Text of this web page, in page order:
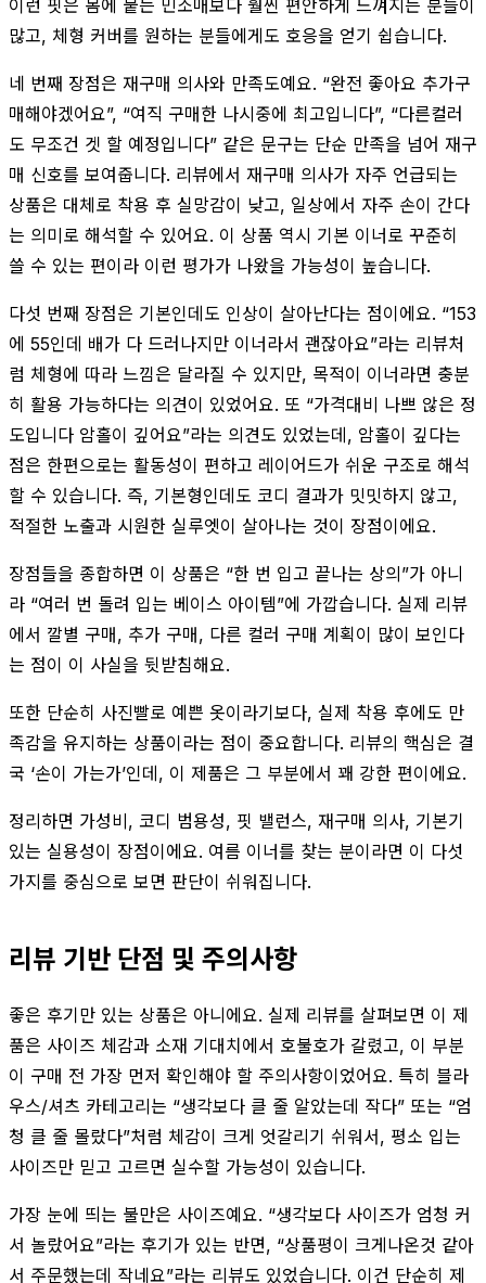
이런 핏은 몸에 붙는 민소매보다 훨씬 편안하게 느껴지는 분들이
많고, 체형 커버를 원하는 분들에게도 호응을 얻기 쉽습니다.
네 번째 장점은 재구매 의사와 만족도예요. “완전 좋아요 추가구
매해야겠어요”, “여직 구매한 나시중에 최고입니다”, “다른컬러
도 무조건 겟 할 예정입니다” 같은 문구는 단순 만족을 넘어 재구
매 신호를 보여줍니다. 리뷰에서 재구매 의사가 자주 언급되는
상품은 대체로 착용 후 실망감이 낮고, 일상에서 자주 손이 간다
는 의미로 해석할 수 있어요. 이 상품 역시 기본 이너로 꾸준히
쓸 수 있는 편이라 이런 평가가 나왔을 가능성이 높습니다.
다섯 번째 장점은 기본인데도 인상이 살아난다는 점이에요. “153
에 55인데 배가 다 드러나지만 이너라서 괜잖아요”라는 리뷰처
럼 체형에 따라 느낌은 달라질 수 있지만, 목적이 이너라면 충분
히 활용 가능하다는 의견이 있었어요. 또 “가격대비 나쁘 않은 정
도입니다 암홀이 깊어요”라는 의견도 있었는데, 암홀이 깊다는
점은 한편으로는 활동성이 편하고 레이어드가 쉬운 구조로 해석
할 수 있습니다. 즉, 기본형인데도 코디 결과가 밋밋하지 않고,
적절한 노출과 시원한 실루엣이 살아나는 것이 장점이에요.
장점들을 종합하면 이 상품은 “한 번 입고 끝나는 상의”가 아니
라 “여러 번 돌려 입는 베이스 아이템”에 가깝습니다. 실제 리뷰
에서 깔별 구매, 추가 구매, 다른 컬러 구매 계획이 많이 보인다
는 점이 이 사실을 뒷받침해요.
또한 단순히 사진빨로 예쁜 옷이라기보다, 실제 착용 후에도 만
족감을 유지하는 상품이라는 점이 중요합니다. 리뷰의 핵심은 결
국 ‘손이 가는가’인데, 이 제품은 그 부분에서 꽤 강한 편이에요.
정리하면 가성비, 코디 범용성, 핏 밸런스, 재구매 의사, 기본기
있는 실용성이 장점이에요. 여름 이너를 찾는 분이라면 이 다섯
가지를 중심으로 보면 판단이 쉬워집니다.
리뷰 기반 단점 및 주의사항
좋은 후기만 있는 상품은 아니에요. 실제 리뷰를 살펴보면 이 제
품은 사이즈 체감과 소재 기대치에서 호불호가 갈렸고, 이 부분
이 구매 전 가장 먼저 확인해야 할 주의사항이었어요. 특히 블라
우스/셔츠 카테고리는 “생각보다 클 줄 알았는데 작다” 또는 “엄
청 클 줄 몰랐다”처럼 체감이 크게 엇갈리기 쉬워서, 평소 입는
사이즈만 믿고 고르면 실수할 가능성이 있습니다.
가장 눈에 띄는 불만은 사이즈예요. “생각보다 사이즈가 엄청 커
서 놀랐어요”라는 후기가 있는 반면, “상품평이 크게나온것 같아
서 주문했는데 작네요”라는 리뷰도 있었습니다. 이건 단순히 제